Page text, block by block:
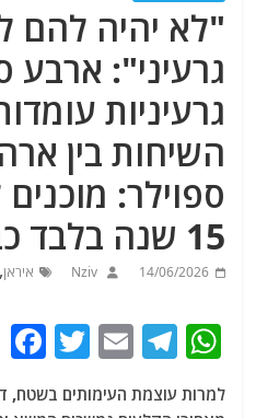
"לא יהיה להם
גרעיני": ארבע
גרעיניות
השיחות בין
ספוילר:
15 שנה בלבד כבר עכשיו
14/06/2026
Nziv איראן,
W
T
E
T
למרות עוצמת העימותים בשטח,